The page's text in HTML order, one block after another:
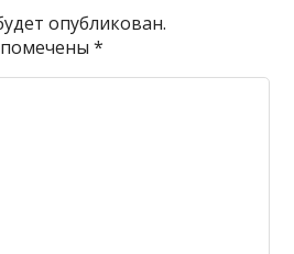
опубликован.
помечены*